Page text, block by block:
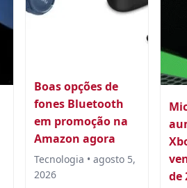
Boas opções de
fones Bluetooth
em promoção na
Amazon agora
Tecnologia • agosto 5,
2026
de